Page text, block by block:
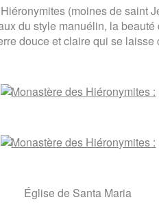
(moines de saint
du style manuélin, la
douce et claire qui se laisse
Église de Santa Maria